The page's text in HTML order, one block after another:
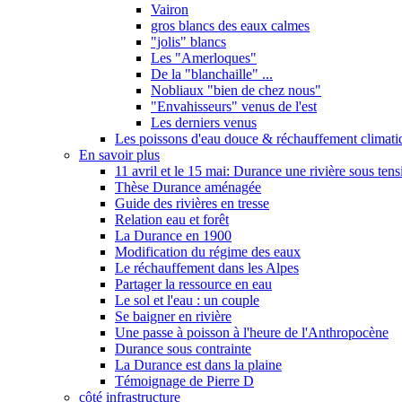
Vairon
gros blancs des eaux calmes
"jolis" blancs
Les "Amerloques"
De la "blanchaille" ...
Nobliaux "bien de chez nous"
"Envahisseurs" venus de l'est
Les derniers venus
Les poissons d'eau douce & réchauffement
En savoir plus
11 avril et le 15 mai: Durance une rivière sous
Thèse Durance aménagée
Guide des rivières en tresse
Relation eau et forêt
La Durance en 1900
Modification du régime des eaux
Le réchauffement dans les Alpes
Partager la ressource en eau
Le sol et l'eau : un couple
Se baigner en rivière
Une passe à poisson à l'heure de l'Anthropocène
Durance sous contrainte
La Durance est dans la plaine
Témoignage de Pierre D
côté infrastructure